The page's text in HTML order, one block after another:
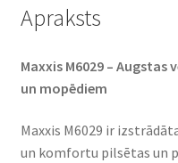
Apraksts
Maxxis M6029 –
un mopēdiem
Maxxis M6029 ir
un komfortu pilsētas un